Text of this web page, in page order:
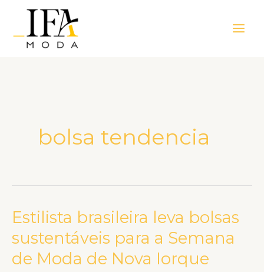
Menu
bolsa tendencia
Estilista brasileira leva bolsas
sustentáveis para a Semana
de Moda de Nova Iorque
Estilista
brasileira
leva
bolsas